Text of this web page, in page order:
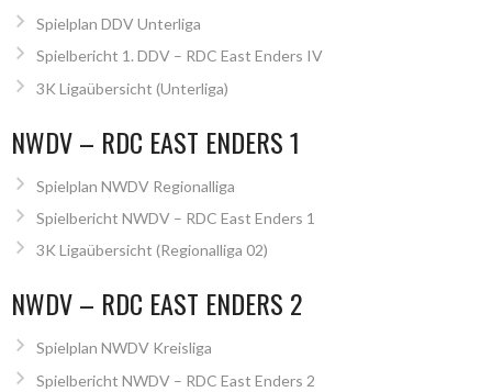
Spielplan DDV Unterliga
Spielbericht 1. DDV – RDC East Enders IV
3K Ligaübersicht (Unterliga)
NWDV – RDC EAST ENDERS 1
Spielplan NWDV Regionalliga
Spielbericht NWDV – RDC East Enders 1
3K Ligaübersicht (Regionalliga 02)
NWDV – RDC EAST ENDERS 2
Spielplan NWDV Kreisliga
Spielbericht NWDV – RDC East Enders 2